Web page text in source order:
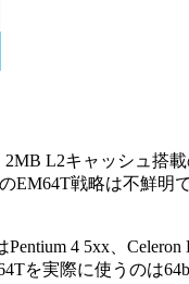
L2キャッシュ搭載
EM64T戦略は不鮮明
4 5xx、
を実際に使うのは